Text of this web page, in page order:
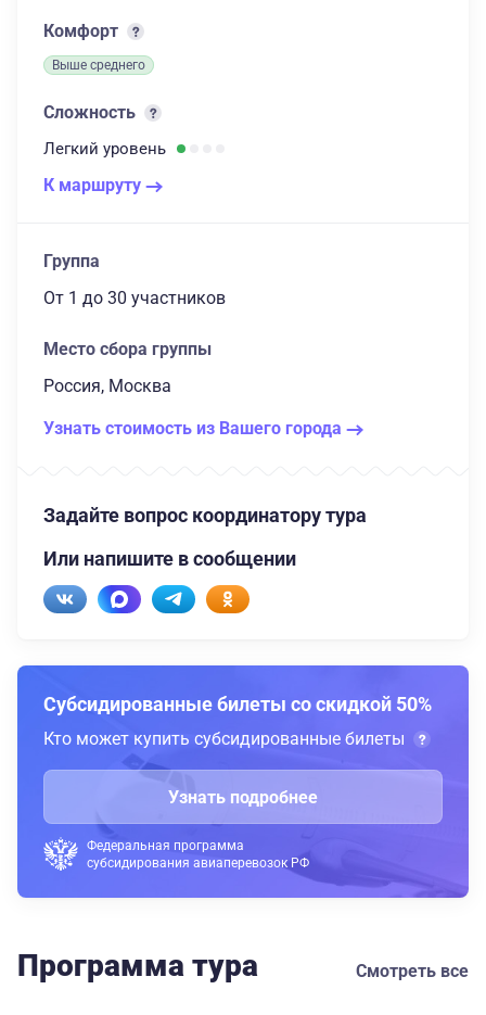
Комфорт
Выше среднего
Сложность
Легкий уровень
К маршруту
Группа
От 1 до 30 участников
Место сбора группы
Россия, Москва
Узнать стоимость из Вашего города
Задайте вопрос координатору тура
Или напишите в сообщении
Субсидированные билеты со скидкой 50%
Кто может купить субсидированные билеты
Узнать подробнее
Федеральная программа
субсидирования авиаперевозок РФ
Программа тура Смотреть все